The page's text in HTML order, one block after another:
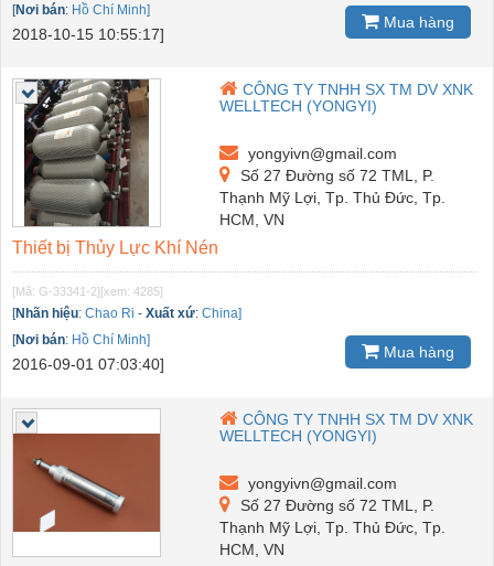
[Nơi bán: Hồ Chí Minh]
2018-10-15 10:55:17]
Mua hàng
CÔNG TY TNHH SX TM DV XNK
WELLTECH (YONGYI)
yongyivn@gmail.com
Số 27 Đường số 72 TML, P.
Thạnh Mỹ Lợi, Tp. Thủ Đức, Tp.
HCM, VN
Thiết bị Thủy Lực Khí Nén
[Mã: G-33341-2][xem: 4285]
[Nhãn hiệu: Chao Ri - Xuất xứ: China]
[Nơi bán: Hồ Chí Minh]
2016-09-01 07:03:40]
Mua hàng
CÔNG TY TNHH SX TM DV XNK
WELLTECH (YONGYI)
yongyivn@gmail.com
Số 27 Đường số 72 TML, P.
Thạnh Mỹ Lợi, Tp. Thủ Đức, Tp.
HCM, VN